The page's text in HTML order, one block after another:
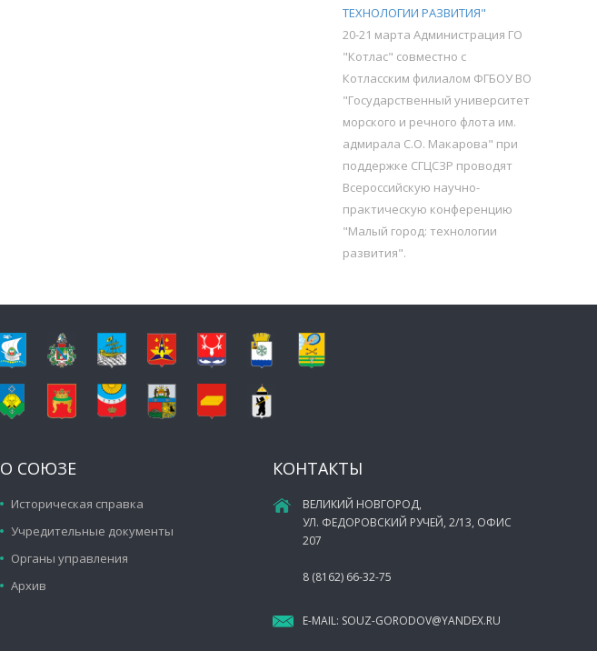
ТЕХНОЛОГИИ РАЗВИТИЯ"
20-21 марта Администрация ГО
"Котлас" совместно с
Котласским филиалом ФГБОУ ВО
"Государственный университет
морского и речного флота им.
адмирала С.О. Макарова" при
поддержке СГЦСЗР проводят
Всероссийскую научно-
практическую конференцию
"Малый город: технологии
развития".
О СОЮЗЕ
Историческая справка
Учредительные документы
Органы управления
Архив
КОНТАКТЫ
ВЕЛИКИЙ НОВГОРОД,
УЛ. ФЕДОРОВСКИЙ РУЧЕЙ, 2/13, ОФИС
207
8 (8162) 66-32-75
E-MAIL: SOUZ-GORODOV@YANDEX.RU